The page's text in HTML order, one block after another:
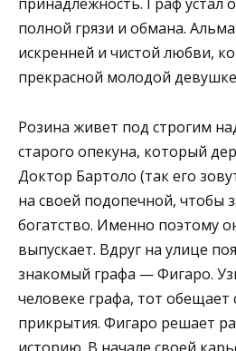
полной грязи и обмана.
искренней и чистой любви,
прекрасной молодой
Розина живет под строгим
старого опекуна, который
Доктор Бартоло (так его
на своей подопечной, чтобы
богатство. Именно поэтому
выпускает. Вдруг на улице
знакомый графа — Фигаро.
человеке графа, тот обещает
прикрытия. Фигаро решает
историю. В начале своей